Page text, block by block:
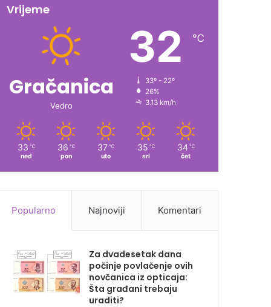
Vrijeme
Gračanica
Vedro
32 ℃
33º - 22º
26%
3.13 km/h
33 ℃
ned
36 ℃
pon
37 ℃
uto
35 ℃
sri
34 ℃
čet
Popularno Najnoviji Komentari
Za dvadesetak dana
počinje povlačenje ovih
novčanica iz opticaja:
Šta građani trebaju
uraditi?